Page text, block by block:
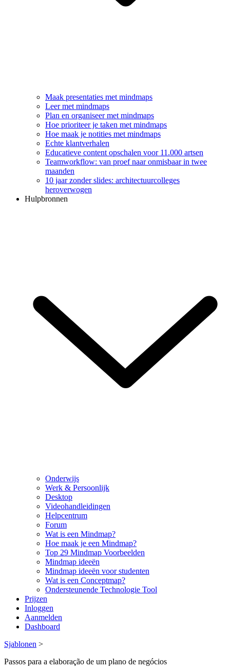
Maak presentaties met mindmaps
Leer met mindmaps
Plan en organiseer met mindmaps
Hoe prioriteer je taken met mindmaps
Hoe maak je notities met mindmaps
Echte klantverhalen
Educatieve content opschalen voor 11.000 artsen
Teamworkflow: van proef naar onmisbaar in twee
maanden
10 jaar zonder slides: architectuurcolleges
heroverwogen
Hulpbronnen
Onderwijs
Werk & Persoonlijk
Desktop
Videohandleidingen
Helpcentrum
Forum
Wat is een Mindmap?
Hoe maak je een Mindmap?
Top 29 Mindmap Voorbeelden
Mindmap ideeën
Mindmap ideeën voor studenten
Wat is een Conceptmap?
Ondersteunende Technologie Tool
Prijzen
Inloggen
Aanmelden
Dashboard
Sjablonen >
Passos para a elaboração de um plano de negócios